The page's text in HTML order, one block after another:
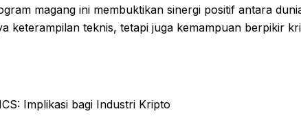
magang ini membuktikan sinergi positif antara
keterampilan teknis, tetapi juga kemampuan berpikir
Implikasi bagi Industri Kripto